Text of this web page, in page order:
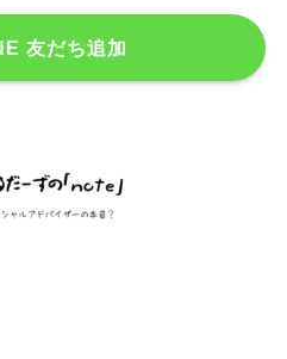
友だち追加